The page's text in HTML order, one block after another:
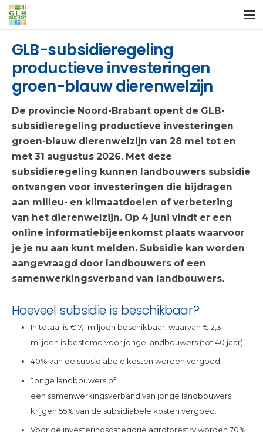
GLB-subsidieregeling
productieve investeringen
groen-blauw dierenwelzijn
De provincie Noord-Brabant opent de GLB-
subsidieregeling productieve investeringen
groen-blauw dierenwelzijn van 28 mei tot en
met 31 augustus 2026. Met deze
subsidieregeling kunnen landbouwers subsidie
ontvangen voor investeringen die bijdragen
aan milieu- en klimaatdoelen of verbetering
van het dierenwelzijn. Op 4 juni vindt er een
online informatiebijeenkomst plaats waarvoor
je je nu aan kunt melden. Subsidie kan worden
aangevraagd door landbouwers of een
samenwerkingsverband van landbouwers.
Hoeveel subsidie is beschikbaar?
In totaal is € 7,1 miljoen beschikbaar, waarvan € 2,3
miljoen is bestemd voor jonge landbouwers (tot 40 jaar).
40% van de subsidiabele kosten worden vergoed.
Jonge landbouwers of
een samenwerkingsverband van jonge landbouwers
krijgen 55% van de subsidiabele kosten vergoed.
Voor de investeringscategorie agroforestry worden 70%